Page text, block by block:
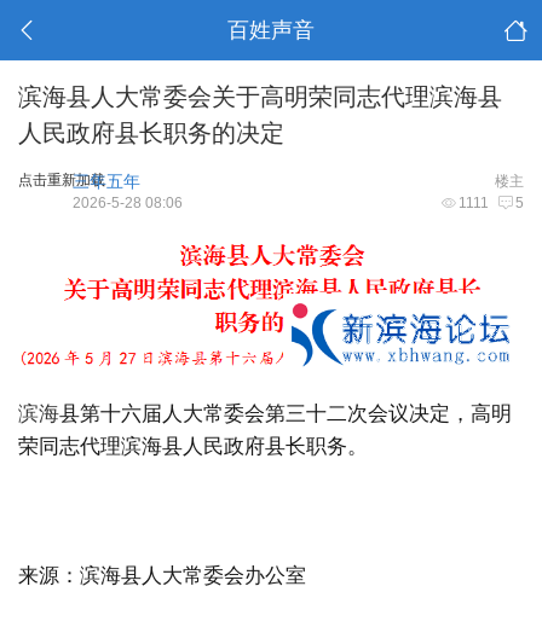
百姓声音
滨海县人大常委会关于高明荣同志代理滨海县
人民政府县长职务的决定
点击重新加载 楼主
三年五年
1111 5
2026-5-28 08:06
滨海县第十六届人大常委会第三十二次会议决定， 高明
荣同志代理滨海县人民政府县长职务。
来源：滨海县人大常委会办公室